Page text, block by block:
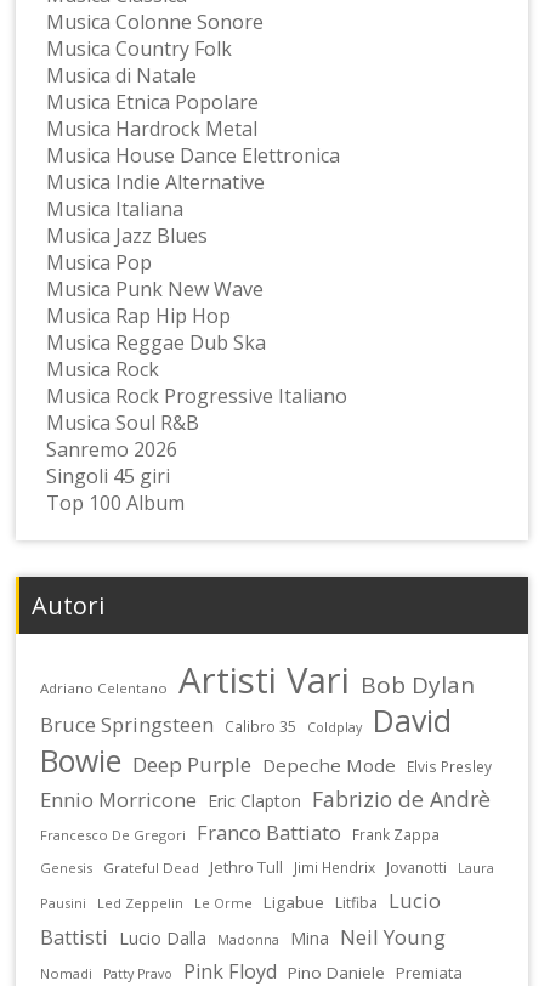
Musica Colonne Sonore
Musica Country Folk
Musica di Natale
Musica Etnica Popolare
Musica Hardrock Metal
Musica House Dance Elettronica
Musica Indie Alternative
Musica Italiana
Musica Jazz Blues
Musica Pop
Musica Punk New Wave
Musica Rap Hip Hop
Musica Reggae Dub Ska
Musica Rock
Musica Rock Progressive Italiano
Musica Soul R&B
Sanremo 2026
Singoli 45 giri
Top 100 Album
Autori
Adriano Celentano Artisti Vari Bob Dylan
Bruce Springsteen Calibro 35 Coldplay
David
Bowie Deep Purple Depeche Mode Elvis Presley
Ennio Morricone Eric Clapton Fabrizio de Andrè
Francesco De Gregori Franco Battiato Frank Zappa
Genesis Grateful Dead Jethro Tull Jimi Hendrix Jovanotti
Laura
Pausini
Led Zeppelin Le Orme Ligabue Litfiba
Lucio
Battisti
Lucio Dalla Madonna Mina Neil Young
Nomadi Patty Pravo Pink Floyd Pino Daniele
Premiata